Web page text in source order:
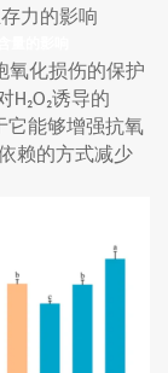
力的影响
氧化损伤的保护
H₂O₂诱导的
它能够增强抗氧
赖的方式减少